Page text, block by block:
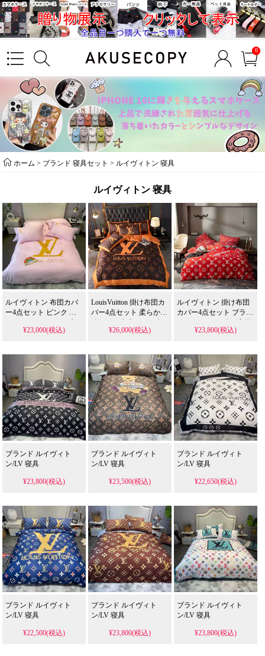
0
ホーム > ブランド 寝具セット > ルイヴィトン 寝具
ルイヴィトン 寝具
ルイヴィトン 布団カバ
ー4点セット ピンク レ
ディース かわいい ブラ
ンド 寝具セット 箔押し
¥23,000(税込)
LouisVuitton 掛け布団カ
バー4点セット 柔らかい
綿100% ダブルサイズ ル
イヴィトン ボックスシ
¥26,000(税込)
ルイヴィトン 掛け布団
カバー4点セット ブラン
ド スーパーコピー 高级
ヴィトン 敷き布団カバ
¥23,800(税込)
ブランド ルイヴィト
ン/LV 寝具
¥23,800(税込)
ブランド ルイヴィト
ン/LV 寝具
¥23,500(税込)
ブランド ルイヴィト
ン/LV 寝具
¥22,650(税込)
ブランド ルイヴィト
ン/LV 寝具
¥22,500(税込)
ブランド ルイヴィト
ン/LV 寝具
¥23,800(税込)
ブランド ルイヴィト
ン/LV 寝具
¥23,800(税込)